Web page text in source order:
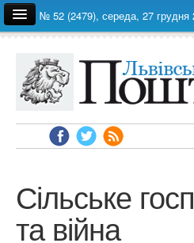
№ 52 (2479), середа, 27 грудня
УКРАЇНА
ЕКОНОМІКА
ПОЛІТИКА
Сільське
та війна